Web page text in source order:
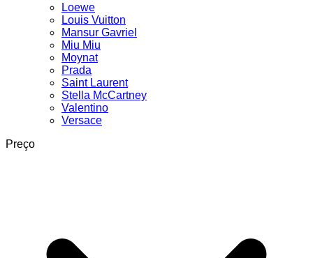
Loewe
Louis Vuitton
Mansur Gavriel
Miu Miu
Moynat
Prada
Saint Laurent
Stella McCartney
Valentino
Versace
Preço